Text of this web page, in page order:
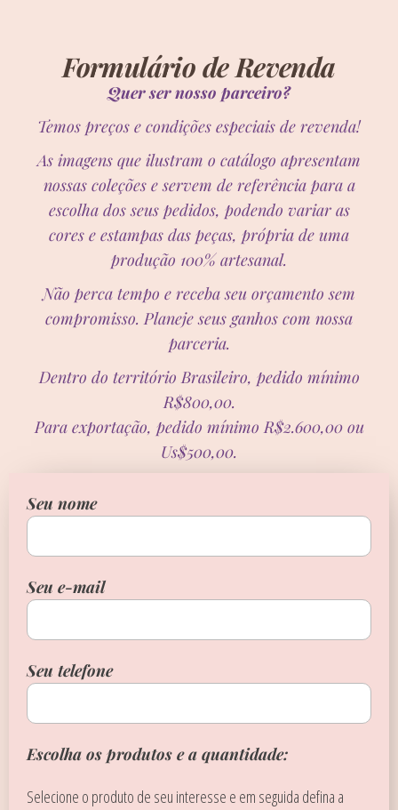
Formulário de Revenda
Quer ser nosso parceiro?
Temos preços e condições especiais de revenda!
As imagens que ilustram o catálogo apresentam
nossas coleções e servem de referência para a
escolha dos seus pedidos, podendo variar as
cores e estampas das peças, própria de uma
produção 100% artesanal.
Não perca tempo e receba seu orçamento sem
compromisso. Planeje seus ganhos com nossa
parceria.
Dentro do território Brasileiro, pedido mínimo
R$800,00.
Para exportação, pedido mínimo R$2.600,00 ou
Us$500,00.
Seu nome
Seu e-mail
Seu telefone
Escolha os produtos e a quantidade:
Selecione o produto de seu interesse e em seguida defina a